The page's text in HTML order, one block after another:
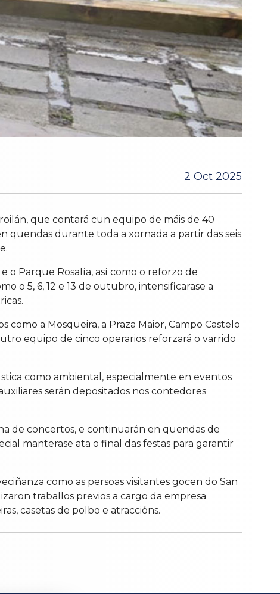
2 Oct 2025
que contará cun equipo de máis de 40
quendas durante toda a xornada a partir das seis
o Parque Rosalía, así como o reforzo de
o 5, 6, 12 e 13 de outubro, intensificarase a
a Mosqueira, a Praza Maior, Campo Castelo
equipo de cinco operarios reforzará o varrido
como ambiental, especialmente en eventos
serán depositados nos contedores
de concertos, e continuarán en quendas de
manterase ata o final das festas para garantir
como as persoas visitantes gocen do San
traballos previos a cargo da empresa
casetas de polbo e atraccións.